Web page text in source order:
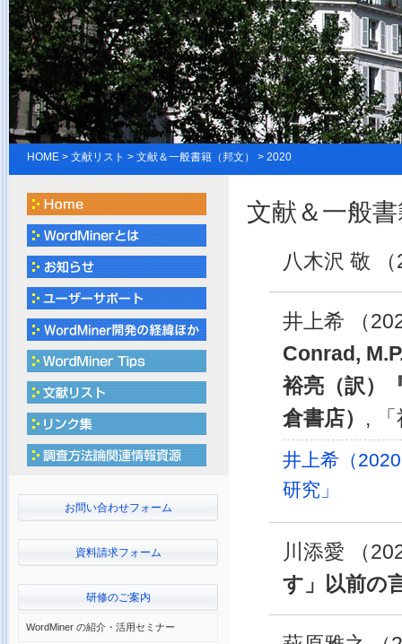
HOME > 文献リスト > 文献＆一般書籍（邦文） > 2020
お問い合わせフォーム
資料請求フォーム
研修のご案内
WordMiner の紹介・活用セミナー
文献＆一般
八木沢 敬
井上希 （
Conrad,
裕亮（訳）
倉書店） ,
井上希（
研究」
川添愛 （
す」以前の